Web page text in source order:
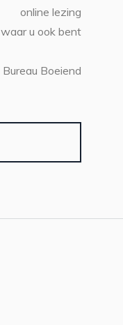
online lezing
waar u ook bent
Bureau Boeiend